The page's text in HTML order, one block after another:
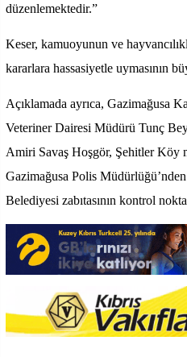
düzenlemektedir.”
Keser, kamuoyunun ve
kararlara hassasiyetle uymasının
Açıklamada ayrıca, Gazimağusa
Veteriner Dairesi Müdürü Tunç
Amiri Savaş Hoşgör, Şehitler Köy
Gazimağusa Polis
Belediyesi zabıtasının kontrol